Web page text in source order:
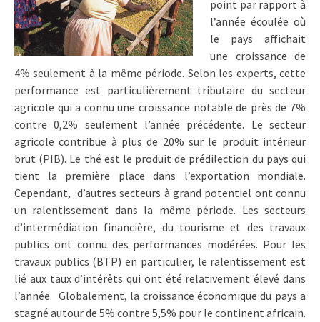
point par rapport à
l’année écoulée où
le pays affichait
une croissance de
4% seulement à la même période. Selon les experts, cette
performance est particulièrement tributaire du secteur
agricole qui a connu une croissance notable de près de 7%
contre 0,2% seulement l’année précédente. Le secteur
agricole contribue à plus de 20% sur le produit intérieur
brut (PIB). Le thé est le produit de prédilection du pays qui
tient la première place dans l’exportation mondiale.
Cependant, d’autres secteurs à grand potentiel ont connu
un ralentissement dans la même période. Les secteurs
d’intermédiation financière, du tourisme et des travaux
publics ont connu des performances modérées. Pour les
travaux publics (BTP) en particulier, le ralentissement est
lié aux taux d’intérêts qui ont été relativement élevé dans
l’année. Globalement, la croissance économique du pays a
stagné autour de 5% contre 5,5% pour le continent africain.